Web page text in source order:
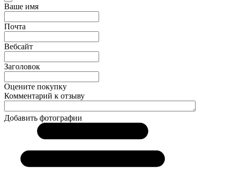
Ваше имя
Почта
Вебсайт
Заголовок
Оцените покупку
Комментарий к отзыву
Добавить фотографии